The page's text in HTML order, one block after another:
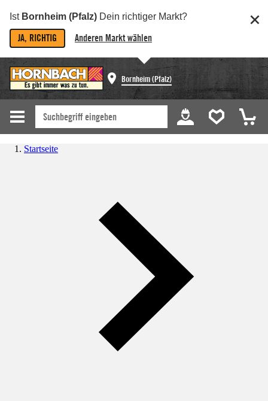
Ist Bornheim (Pfalz) Dein richtiger Markt?
JA, RICHTIG Anderen Markt wählen
Bornheim (Pfalz)
Startseite